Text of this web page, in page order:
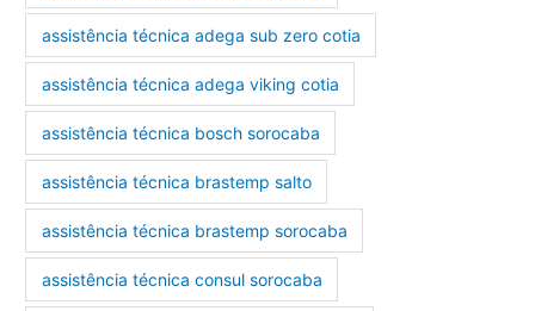
assistência técnica adega sub zero cotia
assistência técnica adega viking cotia
assistência técnica bosch sorocaba
assistência técnica brastemp salto
assistência técnica brastemp sorocaba
assistência técnica consul sorocaba